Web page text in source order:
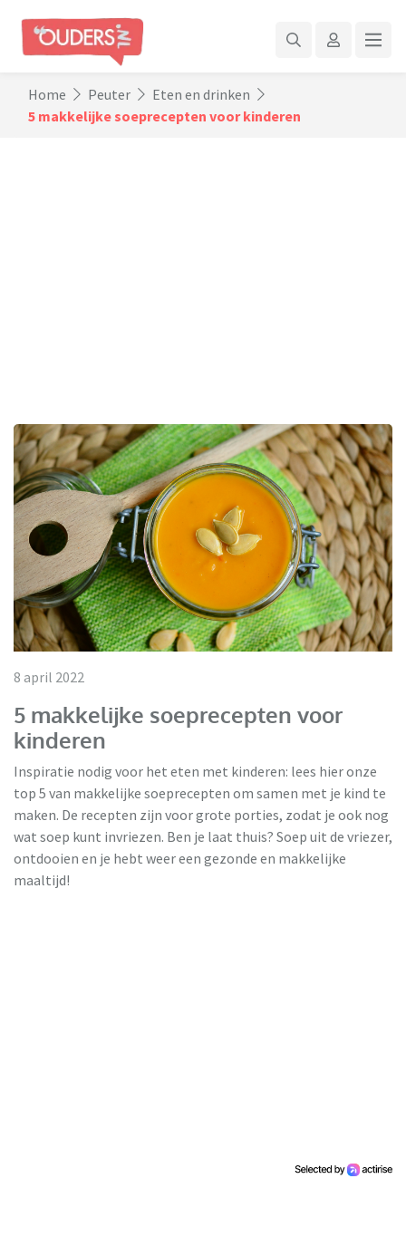
Home Peuter
Eten en drinken
5 makkelijke soeprecepten voor kinderen
8 april 2022
5 makkelijke soeprecepten voor
kinderen
Inspiratie nodig voor het eten met kinderen: lees hier onze
top 5 van makkelijke soeprecepten om samen met je kind te
maken. De recepten zijn voor grote porties, zodat je ook nog
wat soep kunt invriezen. Ben je laat thuis? Soep uit de vriezer,
ontdooien en je hebt weer een gezonde en makkelijke
maaltijd!